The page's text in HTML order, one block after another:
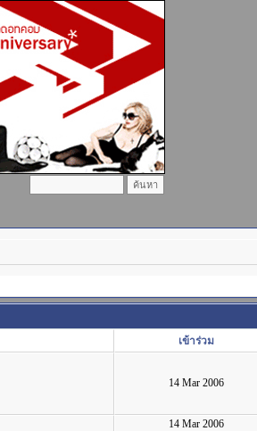
เข้าร่วม
14 Mar 2006
14 Mar 2006